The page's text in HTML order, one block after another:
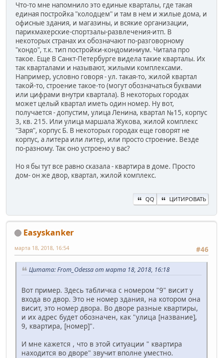
Что-то мне напомнило это единые кварталы, где такая
единая постройка "колодцем" и там в нем и жилые дома, и
офисные здания, и магазины, и всякие организации,
парикмахерские-спортзалы-развлечения-итп. В
некоторых странах их обозначают по-разговорному
"кондо", т.к. тип постройки-кондоминиум. Читала про
такое. Еще В Санкт-Петербурге видела такие кварталы. Их
так кварталами и называют, жилыми комплексами.
Например, условно говоря - ул. такая-то, жилой квартал
такой-то, строение такое-то (могут обозначаться буквами
или цифрами внутри квартала). В некоторых городах
может целый квартал иметь один номер. Ну вот,
получается - допустим, улица Ленина, квартал №15, корпус
3, кв. 215. Или улица маршала Жукова, жилой комплекс
"Заря", корпус Б. В некоторых городах еще говорят не
корпус, а литера или литер, или просто строение. Везде
по-разному. Так оно устроено у вас?
Но я бы тут все равно сказала - квартира в доме. Просто
дом- он же двор, квартал, жилой комплекс.
QQ ЦИТИРОВАТЬ
Easyskanker
#46
марта 18, 2018, 16:54
Цитата: From_Odessa от марта 18, 2018, 16:18
Вот пример. Здесь табличка с номером "9" висит у
входа во двор. Это не номер здания, на котором она
висит, это номер двора. Во дворе разные квартиры,
и их адрес будет обозначен, как "улица [название],
9, квартира, [номер]".
И мне кажется , что в этой ситуации " квартира
находится во дворе" звучит вполне уместно.